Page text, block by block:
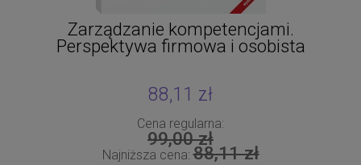
Zarządzanie kompetencjami.
Perspektywa firmowa i osobista
88,11 zł
Cena regularna:
99,00 zł
Najniższa cena:88,11 zł